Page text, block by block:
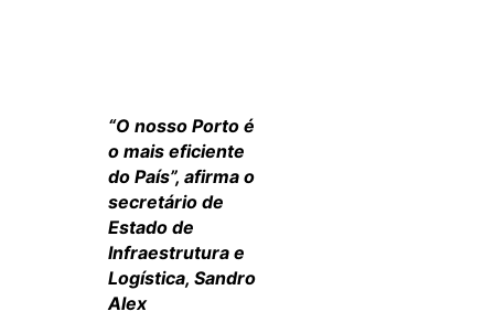
“O nosso Porto é
o mais eficiente
do País”, afirma o
secretário de
Estado de
Infraestrutura e
Logística, Sandro
Alex